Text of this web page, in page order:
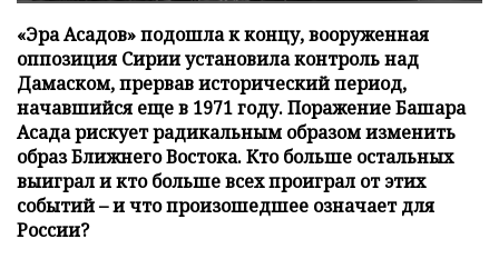
«Эра Асадов» подошла к концу, вооруженная
оппозиция Сирии установила контроль над
Дамаском, прервав исторический период,
начавшийся еще в 1971 году. Поражение Башара
Асада рискует радикальным образом изменить
образ Ближнего Востока. Кто больше остальных
выиграл и кто больше всех проиграл от этих
событий – и что произошедшее означает для
России?